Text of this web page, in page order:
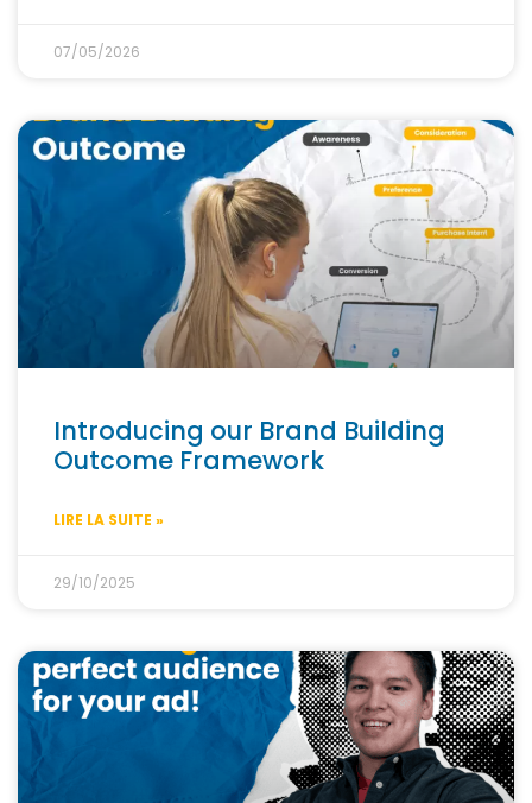
07/05/2026
Introducing our Brand Building
Outcome Framework
LIRE LA SUITE »
29/10/2025